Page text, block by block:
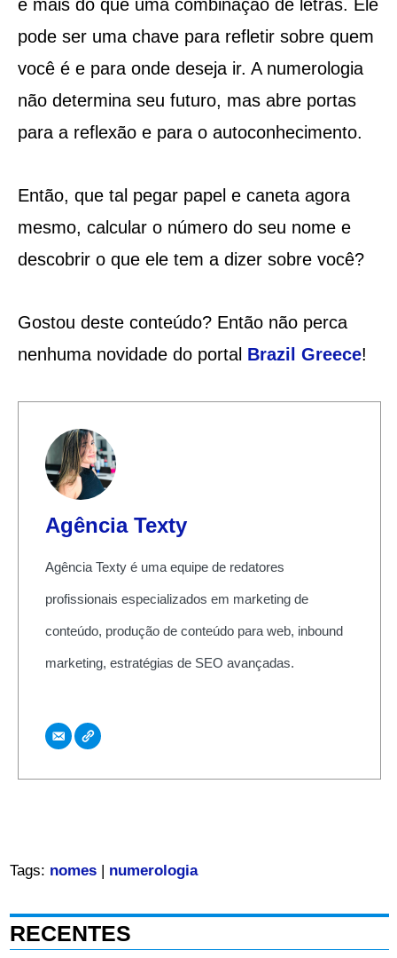
é mais do que uma combinação de letras. Ele
pode ser uma chave para refletir sobre quem
você é e para onde deseja ir. A numerologia
não determina seu futuro, mas abre portas
para a reflexão e para o autoconhecimento.
Então, que tal pegar papel e caneta agora
mesmo, calcular o número do seu nome e
descobrir o que ele tem a dizer sobre você?
Gostou deste conteúdo? Então não perca
nenhuma novidade do portal Brazil Greece!
Agência Texty
Agência Texty é uma equipe de redatores
profissionais especializados em marketing de
conteúdo, produção de conteúdo para web, inbound
marketing, estratégias de SEO avançadas.
Tags: nomes| numerologia
RECENTES